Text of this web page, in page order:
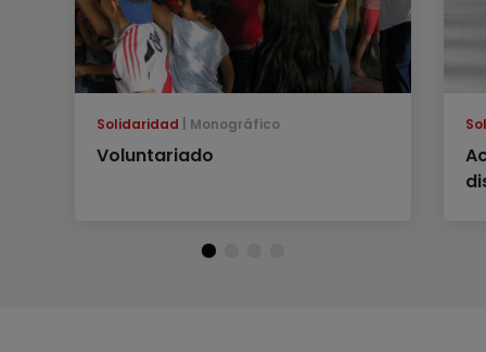
Solidaridad Monográfico
Voluntariado